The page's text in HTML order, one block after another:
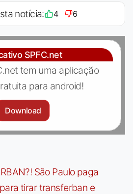
notícia: 4 6
SPFC.net
tem uma aplicação
para android!
Download
São Paulo paga
tirar transferban e